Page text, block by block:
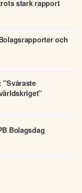
stark rapport
och
Bolagsdag